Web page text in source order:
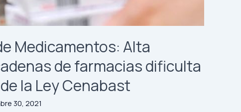
Medicamentos: Alta
de farmacias dificulta
la Ley Cenabast
30, 2021